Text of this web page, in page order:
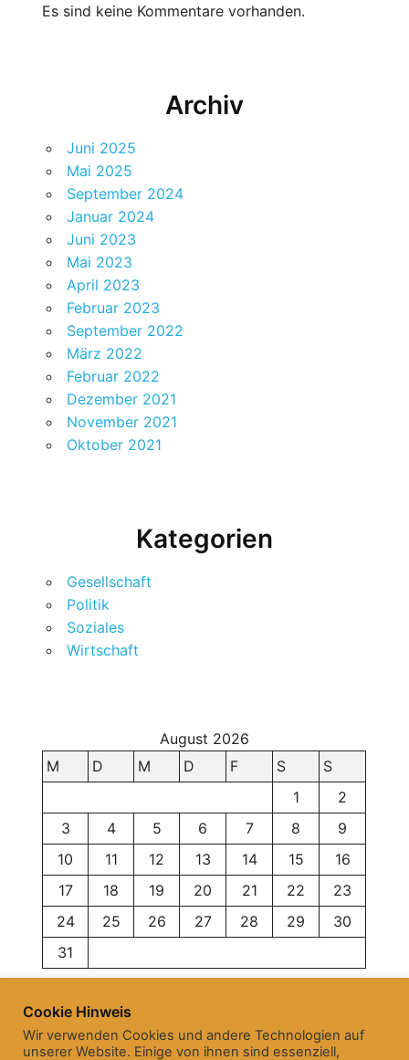
Es sind keine Kommentare vorhanden.
Archiv
Juni 2025
Mai 2025
September 2024
Januar 2024
Juni 2023
Mai 2023
April 2023
Februar 2023
September 2022
März 2022
Februar 2022
Dezember 2021
November 2021
Oktober 2021
Kategorien
Gesellschaft
Politik
Soziales
Wirtschaft
August 2026
M
D M D F S
S
1
2
3
4 5 6 7 8
9
10
11 12 13 14 15
16
17
18 19 20 21 22
23
24
25 26 27 28 29
30
31
Cookie Hinweis
Wir verwenden Cookies und andere Technologien auf
unserer Website. Einige von ihnen sind essenziell,